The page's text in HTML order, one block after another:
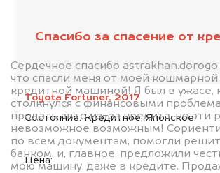
Toyota Fortuner, 2017
Состояние:Кредитное, Японское
Цена:
Спасибо за спасение от
Сердечное спасибо
что спасли меня от моей кошмарной
кредитной машиной! Я был в ужасе,
столкнулся с финансовыми
продать авто из-за кредита, но эти
невозможное возможным!
по всем документам, помогли
банком, и, главное, предложили
мою машину, даже в кредите.